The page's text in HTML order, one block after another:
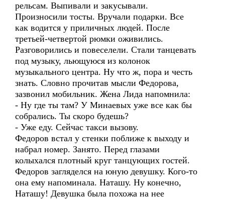
рельсам. Выпивали и закусывали.
Произносили тосты. Вручали подарки. Все
как водится у приличных людей. После
третьей-четвертой рюмки оживились.
Разговорились и повеселели. Стали танцевать
под музыку, льющуюся из колонок
музыкального центра. Ну что ж, пора и честь
знать. Словно прочитав мысли Федорова,
зазвонил мобильник. Жена Лида напомнила:
- Ну где ты там? У Минаевых уже все как бы
собрались. Ты скоро будешь?
- Уже еду. Сейчас такси вызову.
Федоров встал у стенки поближе к выходу и
набрал номер. Занято. Перед глазами
колыхался плотный круг танцующих гостей.
Федоров загляделся на юную девушку. Кого-то
она ему напоминала. Наташу. Ну конечно,
Наташу! Девушка была похожа на нее